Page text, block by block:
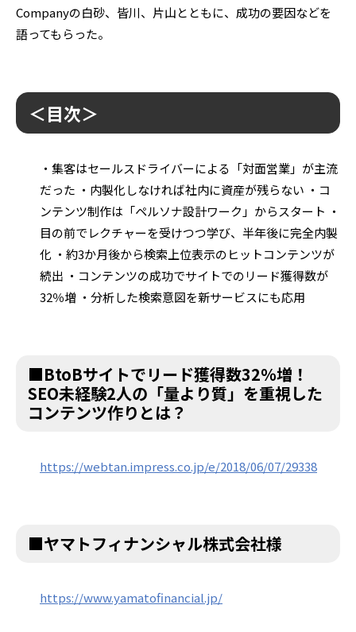
Companyの白砂、皆川、片山とともに、成功の要因などを
語ってもらった。
＜目次＞
・集客はセールスドライバーによる「対面営業」が主流
だった ・内製化しなければ社内に資産が残らない ・コ
ンテンツ制作は「ペルソナ設計ワーク」からスタート ・
目の前でレクチャーを受けつつ学び、半年後に完全内製
化 ・約3か月後から検索上位表示のヒットコンテンツが
続出 ・コンテンツの成功でサイトでのリード獲得数が
32％増 ・分析した検索意図を新サービスにも応用
■BtoBサイトでリード獲得数32％増！
SEO未経験2人の「量より質」を重視した
コンテンツ作りとは？
https://webtan.impress.co.jp/e/2018/06/07/29338
■ヤマトフィナンシャル株式会社様
https://www.yamatofinancial.jp/